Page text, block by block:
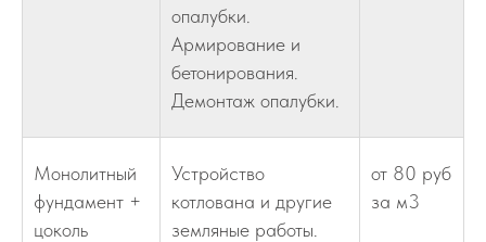
опалубки.
Армирование и
бетонирования.
Демонтаж опалубки.
Монолитный
фундамент +
цоколь
Устройство
котлована и другие
земляные работы.
от 80 руб
за м3